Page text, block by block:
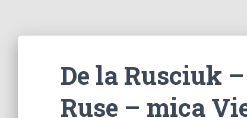
De la Rusciuk
Ruse – mica